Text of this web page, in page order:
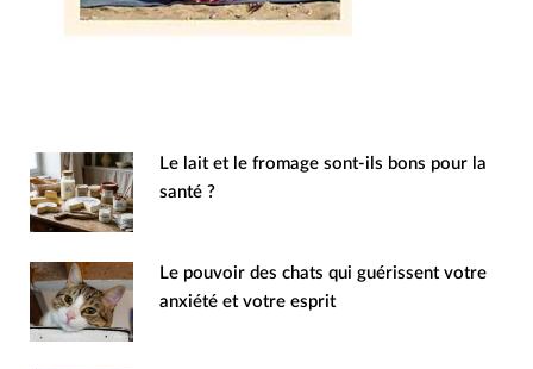
Le lait et le fromage sont-ils bons pour la
santé ?
Le pouvoir des chats qui guérissent votre
anxiété et votre esprit